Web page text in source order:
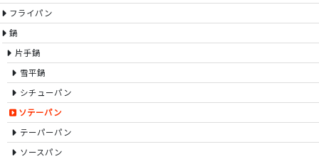
フライパン
鍋
片手鍋
雪平鍋
シチューパン
ソテーパン
テーパーパン
ソースパン